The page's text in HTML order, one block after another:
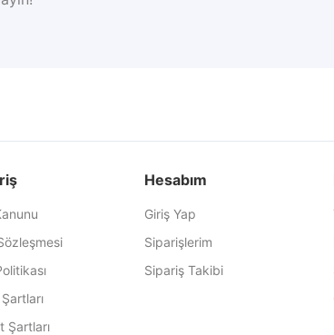
Şartları
Hesabım
Giriş Yap
Siparişlerim
Sipariş Takibi